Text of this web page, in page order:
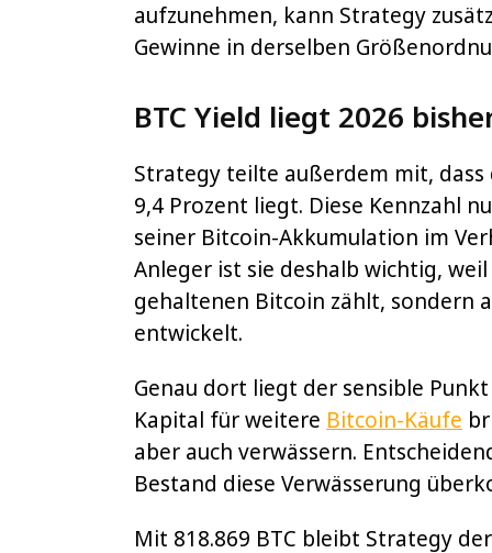
aufzunehmen, kann Strategy
Gewinne in derselben
BTC Yield liegt 2026
Strategy teilte außerdem mit, dass
9,4 Prozent liegt. Diese Kennzahl
seiner Bitcoin-Akkumulation im
Anleger ist sie deshalb wichtig,
gehaltenen Bitcoin zählt, sondern
entwickelt.
Genau dort liegt der sensible
Kapital für weitere Bitcoin-Käufe
aber auch verwässern.
Bestand diese Verwässerung
Mit 818.869 BTC bleibt Strategy